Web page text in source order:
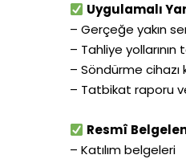
Uygulamalı
– Gerçeğe yakın
– Tahliye
– Söndürme cihazı
– Tatbikat raporu
Resmî
– Katılım belgeleri